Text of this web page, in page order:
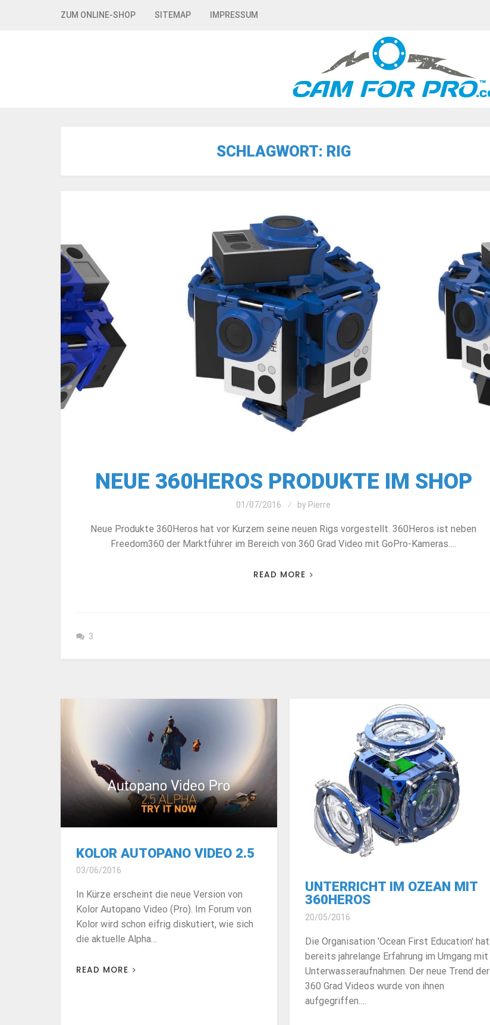
ZUM ONLINE-SHOP SITEMAP IMPRESSUM
SCHLAGWORT: RIG
NEUE 360HEROS PRODUKTE IM SHOP
01/07/2016 by Pierre
Neue Produkte 360Heros hat vor Kurzem seine neuen Rigs vorgestellt. 360Heros ist neben
Freedom360 der Marktführer im Bereich von 360 Grad Video mit GoPro-Kameras.…
READ MORE
3
KOLOR AUTOPANO VIDEO 2.5
03/06/2016
In Kürze erscheint die neue Version von
Kolor Autopano Video (Pro). Im Forum von
Kolor wird schon eifrig diskutiert, wie sich
die aktuelle Alpha…
READ MORE
UNTERRICHT IM OZEAN MIT
360HEROS
20/05/2016
Die Organisation 'Ocean First Education' hat
bereits jahrelange Erfahrung im Umgang mit
Unterwasseraufnahmen. Der neue Trend der
360 Grad Videos wurde von ihnen
aufgegriffen.…